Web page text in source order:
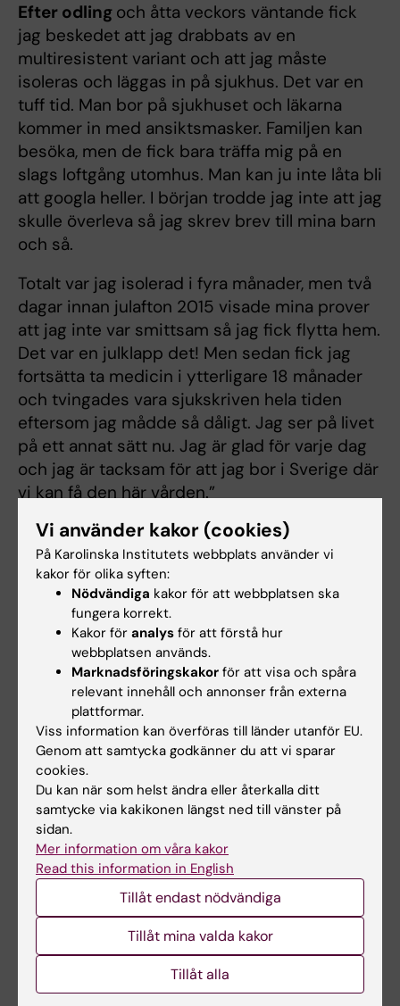
Efter odling och åtta veckors väntande fick
jag beskedet att jag drabbats av en
multiresistent variant och att jag måste
isoleras och läggas in på sjukhus. Det var en
tuff tid. Man bor på sjukhuset och läkarna
kommer in med ansiktsmasker. Familjen kan
besöka, men de fick bara träffa mig på en
slags loftgång utomhus. Man kan ju inte låta bli
att googla heller. I början trodde jag inte att jag
skulle överleva så jag skrev brev till mina barn
och så.
Totalt var jag isolerad i fyra månader, men två
dagar innan julafton 2015 visade mina prover
att jag inte var smittsam så jag fick flytta hem.
Det var en julklapp det! Men sedan fick jag
fortsätta ta medicin i ytterligare 18 månader
och tvingades vara sjukskriven hela tiden
eftersom jag mådde så dåligt. Jag ser på livet
på ett annat sätt nu. Jag är glad för varje dag
och jag är tacksam för att jag bor i Sverige där
vi kan få den här vården.”
Berättat för: Fredrik Hedlund, först publicerad i
Medicinsk Vetenskap nr 3/2018.
Hade du nytta av informationen på denna sida?
Yes
No
Innehållsgranskare:
Ola Danielsson
Redaktör:Ola Danielsson
Sidan uppdaterad:
Dela
Trodde tuberkulosen var cancer
Vi använder kakor (cookies)
På Karolinska Institutets webbplats använder vi
kakor för olika syften:
Nödvändiga kakor för att webbplatsen ska
fungera korrekt.
Kakor för analys för att förstå hur
webbplatsen används.
Marknadsföringskakor för att visa och spåra
relevant innehåll och annonser från externa
plattformar.
Viss information kan överföras till länder utanför EU.
Genom att samtycka godkänner du att vi sparar
cookies.
Du kan när som helst ändra eller återkalla ditt
samtycke via kakikonen längst ned till vänster på
sidan.
Mer information om våra kakor
Read this information in English
Tillåt endast nödvändiga
Tillåt mina valda kakor
Tillåt alla